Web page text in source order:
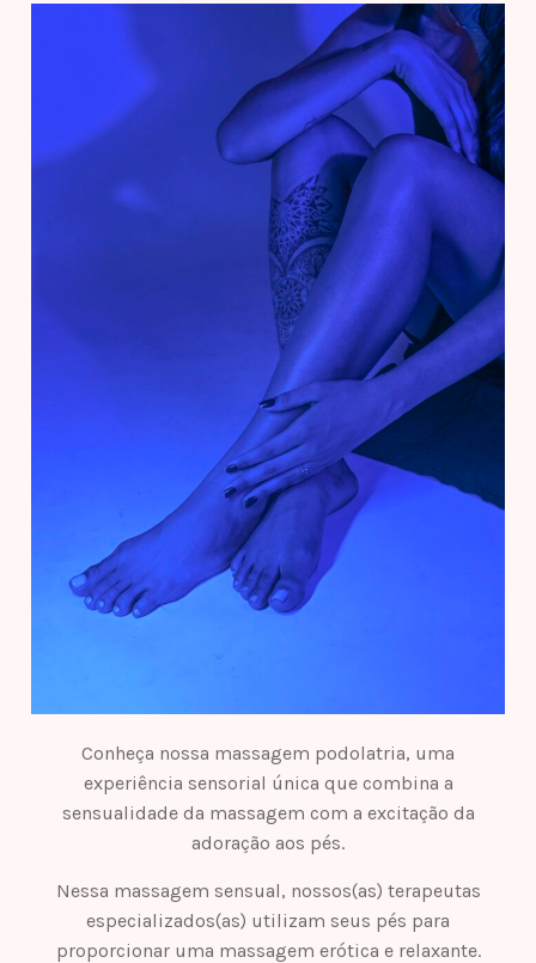
Conheça nossa massagem podolatria, uma
experiência sensorial única que combina a
sensualidade da massagem com a excitação da
adoração aos pés.
Nessa massagem sensual, nossos(as) terapeutas
especializados(as) utilizam seus pés para
proporcionar uma massagem erótica e relaxante.